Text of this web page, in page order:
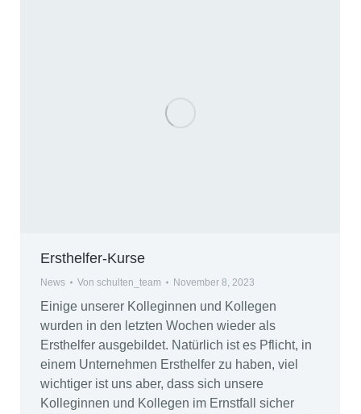
Ersthelfer-Kurse
News Von schulten_team November 8, 2023
Einige unserer Kolleginnen und Kollegen
wurden in den letzten Wochen wieder als
Ersthelfer ausgebildet. Natürlich ist es Pflicht, in
einem Unternehmen Ersthelfer zu haben, viel
wichtiger ist uns aber, dass sich unsere
Kolleginnen und Kollegen im Ernstfall sicher